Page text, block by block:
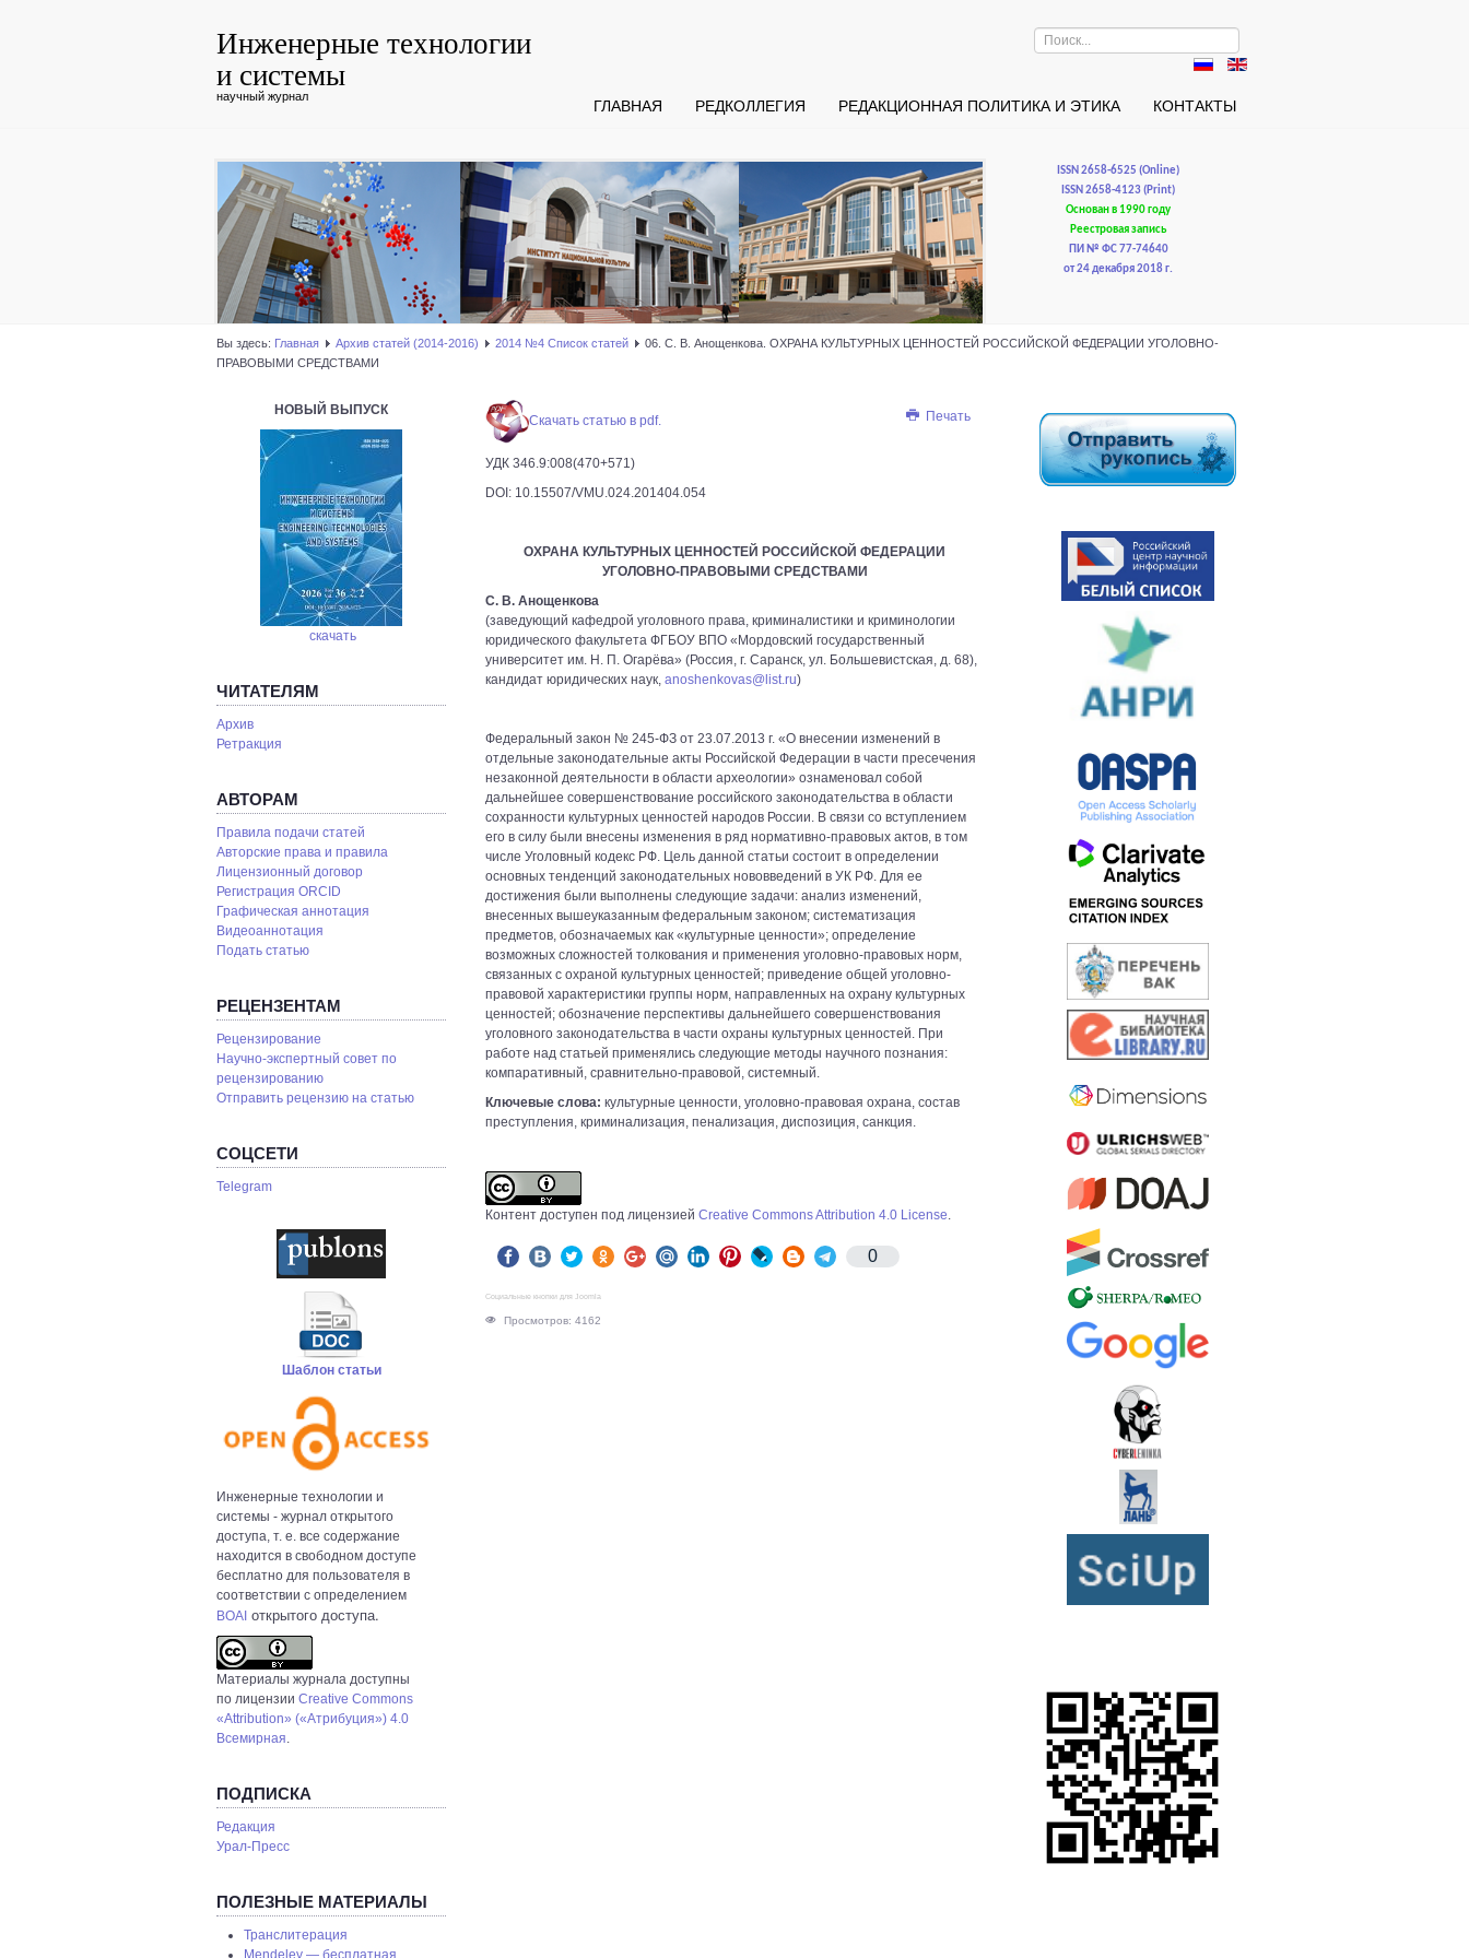
Инженерные технологии
и системы
научный журнал
Искать...
ГЛАВНАЯ РЕДКОЛЛЕГИЯ РЕДАКЦИОННАЯ ПОЛИТИКА И ЭТИКА КОНТАКТЫ
ISSN 2658-6525 (Online)
ISSN 2658-4123 (Print)
Основан в 1990 году
Реестровая запись
ПИ № ФС 77-74640
от 24 декабря 2018 г.
Вы здесь: Главная Архив статей (2014-2016) 2014 №4 Список статей
06. С. В. Анощенкова. ОХРАНА КУЛЬТУРНЫХ ЦЕННОСТЕЙ РОССИЙСКОЙ ФЕДЕРАЦИИ УГОЛОВНО-
ПРАВОВЫМИ СРЕДСТВАМИ
НОВЫЙ ВЫПУСК
скачать
ЧИТАТЕЛЯМ
Архив
Ретракция
АВТОРАМ
Правила подачи статей
Авторские права и правила
Лицензионный договор
Регистрация ORCID
Графическая аннотация
Видеоаннотация
Подать статью
РЕЦЕНЗЕНТАМ
Рецензирование
Научно-экспертный совет по
рецензированию
Отправить рецензию на статью
СОЦСЕТИ
Telegram
Шаблон статьи
Инженерные технологии и
системы - журнал открытого
доступа, т. е. все содержание
находится в свободном доступе
бесплатно для пользователя в
соответствии с определением
BOAI открытого доступа.
Материалы журнала доступны
по лицензии Creative Commons
«Attribution» («Атрибуция») 4.0
Всемирная.
ПОДПИСКА
Редакция
Урал-Пресс
ПОЛЕЗНЫЕ МАТЕРИАЛЫ
Транслитерация
Mendeley — бесплатная
Печать
Скачать статью в pdf.
УДК 346.9:008(470+571)
DOI: 10.15507/VMU.024.201404.054
ОХРАНА КУЛЬТУРНЫХ ЦЕННОСТЕЙ РОССИЙСКОЙ ФЕДЕРАЦИИ
УГОЛОВНО-ПРАВОВЫМИ СРЕДСТВАМИ
С. В. Анощенкова
(заведующий кафедрой уголовного права, криминалистики и криминологии
юридического факультета ФГБОУ ВПО «Мордовский государственный
университет им. Н. П. Огарёва» (Россия, г. Саранск, ул. Большевистская, д. 68),
кандидат юридических наук, anoshenkovas@list.ru)
Федеральный закон № 245-ФЗ от 23.07.2013 г. «О внесении изменений в
отдельные законодательные акты Российской Федерации в части пресечения
незаконной деятельности в области археологии» ознаменовал собой
дальнейшее совершенствование российского законодательства в области
сохранности культурных ценностей народов России. В связи со вступлением
его в силу были внесены изменения в ряд нормативно-правовых актов, в том
числе Уголовный кодекс РФ. Цель данной статьи состоит в определении
основных тенденций законодательных нововведений в УК РФ. Для ее
достижения были выполнены следующие задачи: анализ изменений,
внесенных вышеуказанным федеральным законом; систематизация
предметов, обозначаемых как «культурные ценности»; определение
возможных сложностей толкования и применения уголовно-правовых норм,
связанных с охраной культурных ценностей; приведение общей уголовно-
правовой характеристики группы норм, направленных на охрану культурных
ценностей; обозначение перспективы дальнейшего совершенствования
уголовного законодательства в части охраны культурных ценностей. При
работе над статьей применялись следующие методы научного познания:
компаративный, сравнительно-правовой, системный.
Ключевые слова: культурные ценности, уголовно-правовая охрана, состав
преступления, криминализация, пенализация, диспозиция, санкция.
Контент доступен под лицензией Creative Commons Attribution 4.0 License.
0
Социальные кнопки для Joomla
Просмотров: 4162